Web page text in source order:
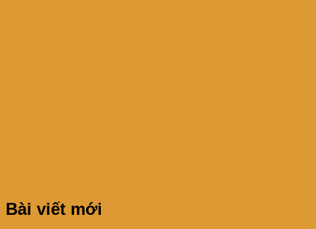
Bài viết mới